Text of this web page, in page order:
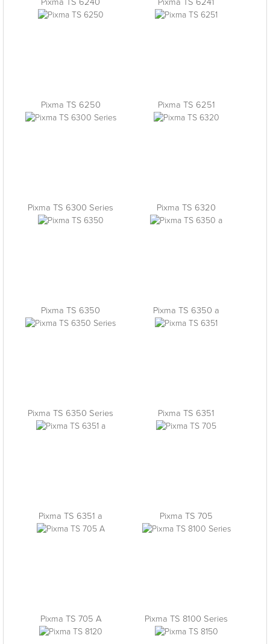
Pixma TS 6240 Pixma TS 6241
Pixma TS 6250 Pixma TS 6251
Pixma TS 6300 Series Pixma TS 6320
Pixma TS 6350 Pixma TS 6350 a
Pixma TS 6350 Series Pixma TS 6351
Pixma TS 6351 a Pixma TS 705
Pixma TS 705 A Pixma TS 8100 Series